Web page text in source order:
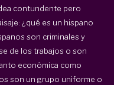
contundente pero
¿qué es un hispano
son criminales y
de los trabajos o son
económica como
son un grupo uniforme o